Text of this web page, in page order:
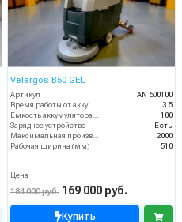
Velargos B50 GEL
Артикул
AN 600100
Время работы от аккумуляторов (ч)
3.5
Ёмкость аккумулятора (Ач)
100
Зарядное устройство
Есть
Максимальная производительность (кв.м/час)
2000
Рабочая ширина (мм)
510
Цена
184 000 руб. 169 000 руб.
Купить